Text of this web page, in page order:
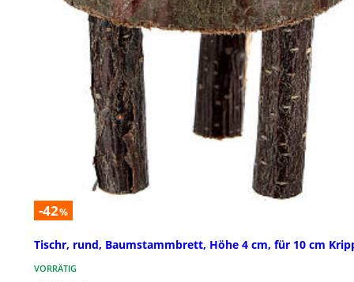
-42%
Tischr, rund, Baumstammbrett, Höhe 4 cm, für 10 cm
VORRÄTIG